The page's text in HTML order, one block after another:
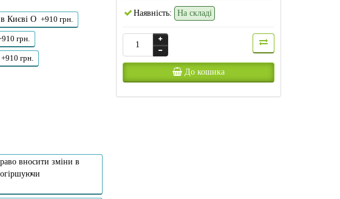
в Києві О +910 грн.
грн.
+910 грн.
вносити зміни в
Наявність: На складі
До кошика